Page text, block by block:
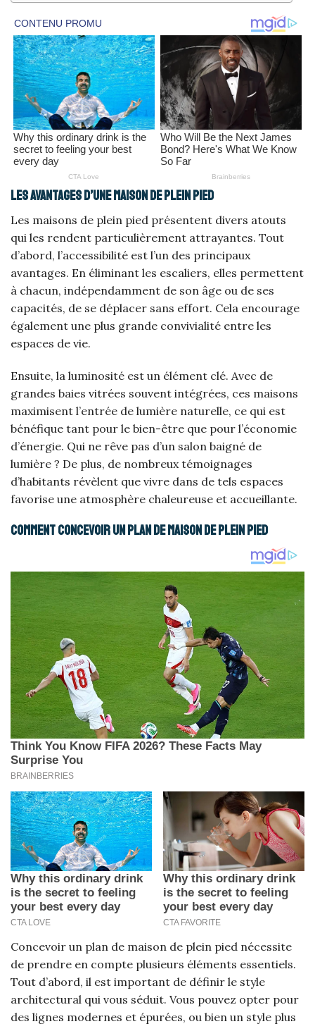
Les avantages d’une maison de plein pied
Les maisons de plein pied présentent divers atouts
qui les rendent particulièrement attrayantes. Tout
d’abord, l’accessibilité est l’un des principaux
avantages. En éliminant les escaliers, elles permettent
à chacun, indépendamment de son âge ou de ses
capacités, de se déplacer sans effort. Cela encourage
également une plus grande convivialité entre les
espaces de vie.
Ensuite, la luminosité est un élément clé. Avec de
grandes baies vitrées souvent intégrées, ces maisons
maximisent l’entrée de lumière naturelle, ce qui est
bénéfique tant pour le bien-être que pour l’économie
d’énergie. Qui ne rêve pas d’un salon baigné de
lumière ? De plus, de nombreux témoignages
d’habitants révèlent que vivre dans de tels espaces
favorise une atmosphère chaleureuse et accueillante.
Comment concevoir un plan de maison de plein pied
Concevoir un plan de maison de plein pied nécessite
de prendre en compte plusieurs éléments essentiels.
Tout d’abord, il est important de définir le style
architectural qui vous séduit. Vous pouvez opter pour
des lignes modernes et épurées, ou bien un style plus